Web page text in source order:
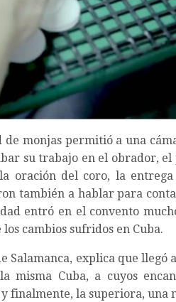
monjas permitió a una
su trabajo en el obrador,
oración del coro, la
también a hablar para
entró en el convento
cambios sufridos en Cuba.
Salamanca, explica que llegó
misma Cuba, a cuyos
finalmente, la superiora, una